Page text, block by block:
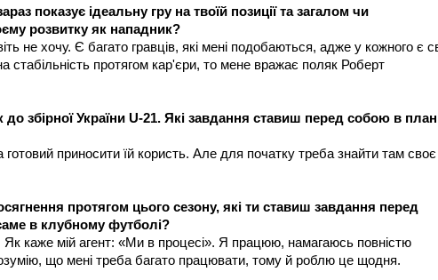
показує ідеальну гру на твоїй позиції та загалом чи
розвитку як нападник?
не хочу. Є багато гравців, які мені подобаються, адже у кожного є
стабільність протягом кар'єри, то мене вражає поляк Роберт
збірної України U-21. Які завдання ставиш перед собою в
готовий приносити їй користь. Але для початку треба знайти там своє
протягом цього сезону, які ти ставиш завдання перед
в клубному футболі?
Як каже мій агент: «Ми в процесі». Я працюю, намагаюсь повністю
що мені треба багато працювати, тому й роблю це щодня.